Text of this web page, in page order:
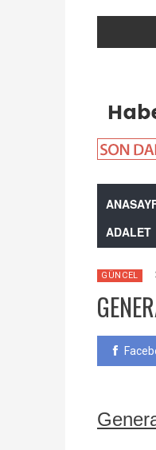
ADALET
GÜNCEL